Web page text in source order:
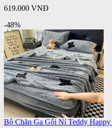
619.000 VNĐ
-48%
Bộ Chăn Ga Gối Nỉ Teddy